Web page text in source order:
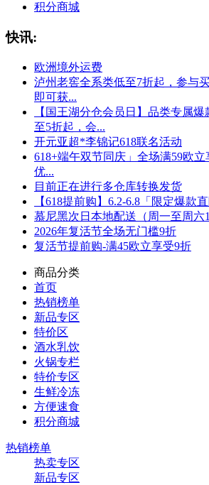
积分商城
快讯:
欧洲境外运费
泸州老窖全系类低至7折起，参与
即可获...
【国王湖分仓会员日】品类专属
至5折起，会...
开元亚超*李锦记618联名活动
618+端午双节同庆」全场满59欧立
优...
目前正在进行多仓库转换发货
【618提前购】6.2-6.8「限定爆款
慕尼黑次日本地配送（周一至周六
2026年复活节全场无门槛9折
复活节提前购-满45欧立享受9折
商品分类
首页
热销榜单
新品专区
特价区
酒水乳饮
火锅专栏
特价专区
生鲜冷冻
方便速食
积分商城
热销榜单
热卖专区
新品专区